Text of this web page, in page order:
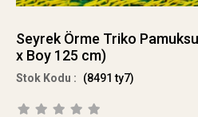
Seyrek Örme Triko
x Boy 125 cm)
(8491 ty7)